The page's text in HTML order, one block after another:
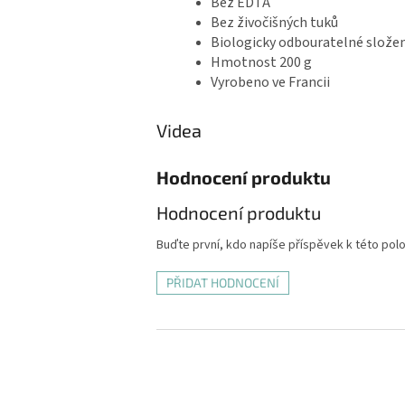
Bez živočišných tuků
Biologicky odbouratelné
Hmotnost 200 g
Vyrobeno ve Francii
Videa
Hodnocení produktu
Hodnocení produktu
Buďte první, kdo napíše příspěvek k této
PŘIDAT HODNOCENÍ